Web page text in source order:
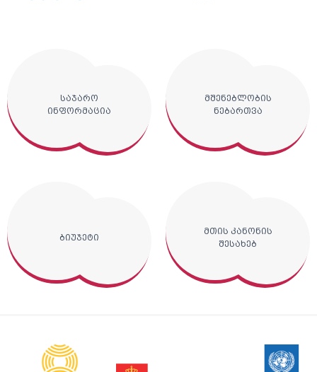
საჯარო
ინფორმაცია
მშენებლობის
ნებართვა
ბიუჯეტი
მთის კანონის
შესახებ